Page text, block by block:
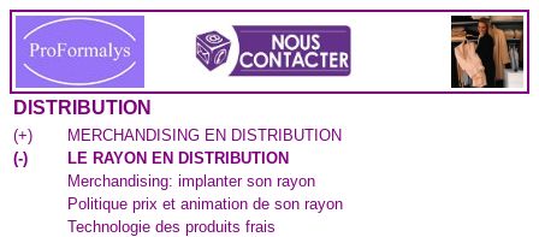
DISTRIBUTION
(+)
MERCHANDISING EN DISTRIBUTION
(-)
LE RAYON EN DISTRIBUTION
Merchandising: implanter son rayon
Politique prix et animation de son rayon
Technologie des produits frais